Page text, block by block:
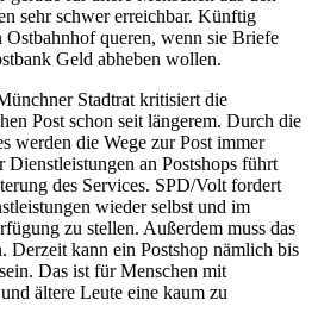
sehr schwer erreichbar. Künftig
Ostbahnhof queren, wenn sie Briefe
Geld abheben wollen.
Stadtrat kritisiert die
Post schon seit längerem. Durch die
werden die Wege zur Post immer
Dienstleistungen an Postshops führt
des Services. SPD/Volt fordert
wieder selbst und im
zu stellen. Außerdem muss das
Derzeit kann ein Postshop nämlich bis
Das ist für Menschen mit
ältere Leute eine kaum zu